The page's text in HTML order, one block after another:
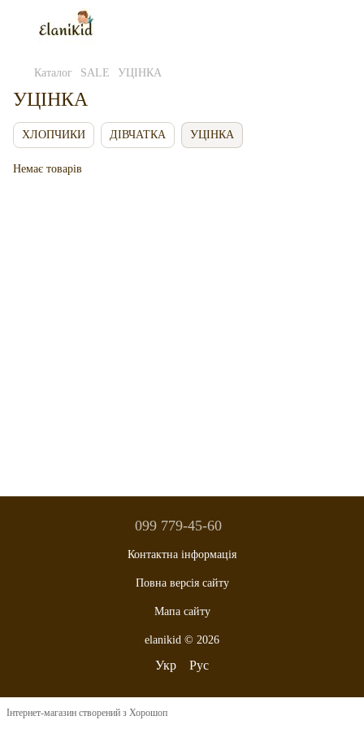
Каталог SALE УЦІНКА
УЦІНКА
ХЛОПЧИКИ ДІВЧАТКА УЦІНКА
Немає товарів
099 779-45-60
Контактна інформація
Повна версія сайту
Мапа сайту
elanikid © 2026
Укр Рус
Інтернет-магазин створений з Хорошоп